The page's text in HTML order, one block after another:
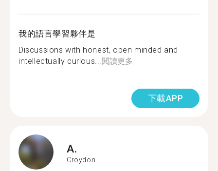
我的語言學習夥伴是
Discussions with honest, open minded and
intellectually curious...閱讀更多
下載APP
A.
Croydon